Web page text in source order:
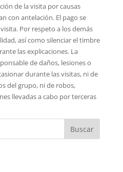
de la visita por causas
con antelación. El pago se
Por respeto a los demás
así como silenciar el timbre
las explicaciones. La
de daños, lesiones o
durante las visitas, ni de
del grupo, ni de robos,
llevadas a cabo por terceras